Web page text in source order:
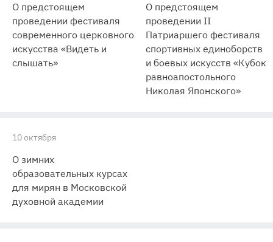
О предстоящем
проведении фестиваля
современного церковного
искусства «Видеть и
слышать»
О предстоящем
проведении II
Патриаршего фестиваля
спортивных единоборств
и боевых искусств «Кубок
равноапостольного
Николая Японского»
10 октября
О зимних
образовательных курсах
для мирян в Московской
духовной академии